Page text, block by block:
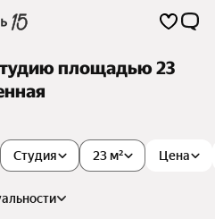
площадью 23
Студия Цена
23 м²